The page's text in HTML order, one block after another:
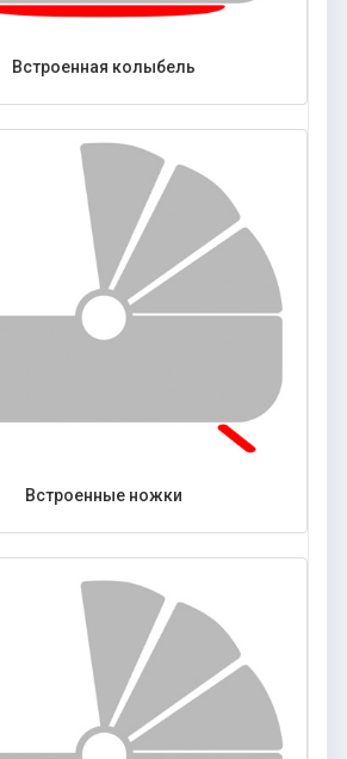
Встроенная колыбель
Встроенные ножки